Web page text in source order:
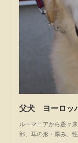
父犬 ヨーロ
ルーマニアから遥々
部、耳の形・厚み、